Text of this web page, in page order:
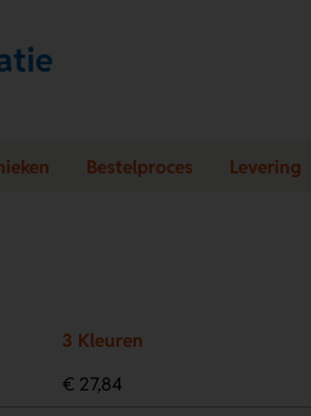
Bestelproces Levering
3 Kleuren
€ 27,84